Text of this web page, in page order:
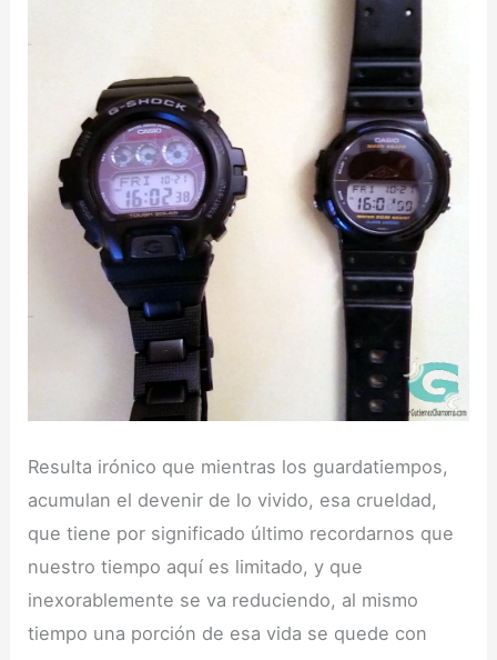
Resulta irónico que mientras los guardatiempos,
acumulan el devenir de lo vivido, esa crueldad,
que tiene por significado último recordarnos que
nuestro tiempo aquí es limitado, y que
inexorablemente se va reduciendo, al mismo
tiempo una porción de esa vida se quede con